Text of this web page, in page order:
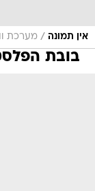
אין תמונה / מערכת
בובת